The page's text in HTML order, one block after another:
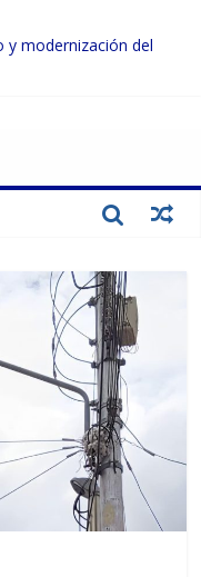
y modernización del
instalaciones del SEN
para fortalecer el SEN
de generación